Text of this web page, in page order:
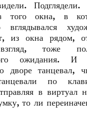
Подглядели.
того окна, в
вглядывался
из окна рядом,
тоже
ожидания. И
дворе танцевал,
по
в виртуал
то ли